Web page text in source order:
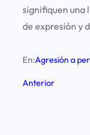
signifiquen una
de expresión y
En:Agresión a
Anterior